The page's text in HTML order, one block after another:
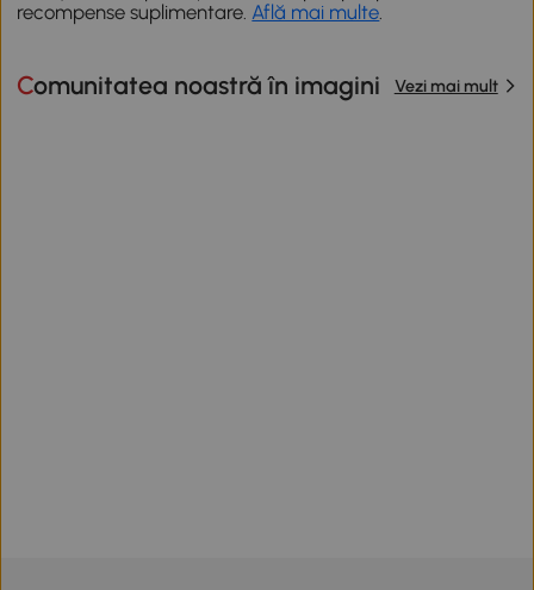
recompense suplimentare. Află mai multe.
Comunitatea noastră în imagini Vezi mai mult